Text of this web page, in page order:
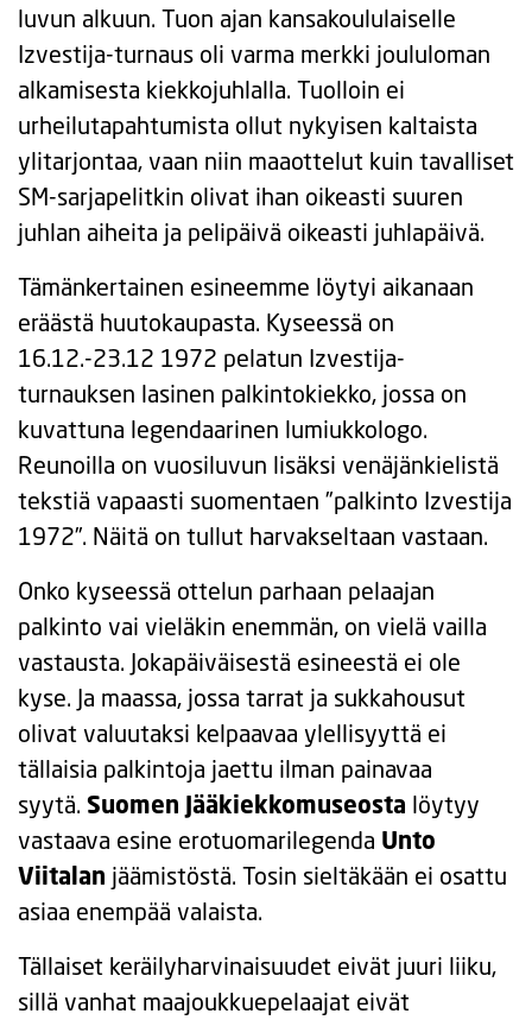
luvun alkuun. Tuon ajan kansakoululaiselle
Izvestija-turnaus oli varma merkki joululoman
alkamisesta kiekkojuhlalla. Tuolloin ei
urheilutapahtumista ollut nykyisen kaltaista
ylitarjontaa, vaan niin maaottelut kuin tavalliset
SM-sarjapelitkin olivat ihan oikeasti suuren
juhlan aiheita ja pelipäivä oikeasti juhlapäivä.
Tämänkertainen esineemme löytyi aikanaan
eräästä huutokaupasta. Kyseessä on
16.12.-23.12 1972 pelatun Izvestija-
turnauksen lasinen palkintokiekko, jossa on
kuvattuna legendaarinen lumiukkologo.
Reunoilla on vuosiluvun lisäksi venäjänkielistä
tekstiä vapaasti suomentaen ”palkinto Izvestija
1972”. Näitä on tullut harvakseltaan vastaan.
Onko kyseessä ottelun parhaan pelaajan
palkinto vai vieläkin enemmän, on vielä vailla
vastausta. Jokapäiväisestä esineestä ei ole
kyse. Ja maassa, jossa tarrat ja sukkahousut
olivat valuutaksi kelpaavaa ylellisyyttä ei
tällaisia palkintoja jaettu ilman painavaa
syytä. Suomen Jääkiekkomuseosta löytyy
vastaava esine erotuomarilegenda Unto
Viitalan jäämistöstä. Tosin sieltäkään ei osattu
asiaa enempää valaista.
Tällaiset keräilyharvinaisuudet eivät juuri liiku,
sillä vanhat maajoukkuepelaajat eivät